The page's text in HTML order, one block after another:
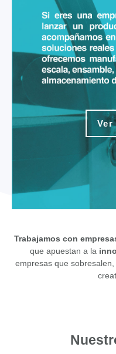
Trabajamos con
que apuestan a la
empresas que